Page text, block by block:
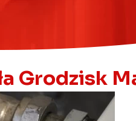
Grodzisk